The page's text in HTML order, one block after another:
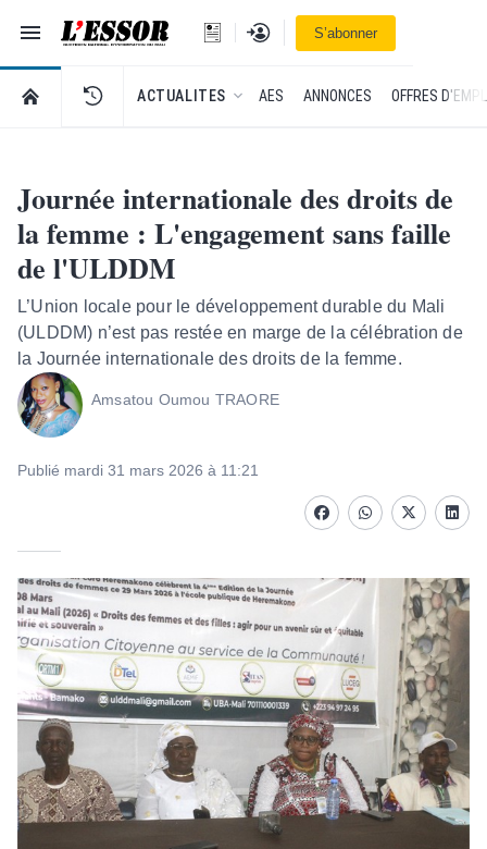
Navigation
L'Essor - retour à la une
Se connecterS’abonner
RETOUR À LA PAGE D’ACCUEIL DE L'ESSOR
ACTUALITES AES ANNONCES OFFRES
Journée internationale des droits de
la femme : L'engagement sans faille
de l'ULDDM
L’Union locale pour le développement durable du Mali
(ULDDM) n’est pas restée en marge de la célébration de
la Journée internationale des droits de la femme.
Amsatou Oumou TRAORE
Publié mardi 31 mars 2026 à 11:21
FacebookwhatsappTwitter